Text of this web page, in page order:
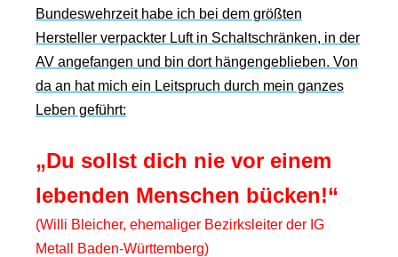
Bundeswehrzeit habe ich bei dem größten
Hersteller verpackter Luft in Schaltschränken, in der
AV angefangen und bin dort hängengeblieben. Von
da an hat mich ein Leitspruch durch mein ganzes
Leben geführt:
„Du sollst dich nie vor einem
lebenden Menschen bücken!“
(Willi Bleicher, ehemaliger Bezirksleiter der IG
Metall Baden-Württemberg)